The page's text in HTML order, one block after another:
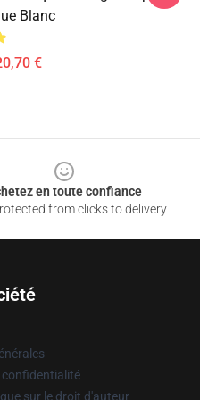
Blanc
€
en toute confiance
from clicks to delivery
confidentialité
sur le droit d'auteur